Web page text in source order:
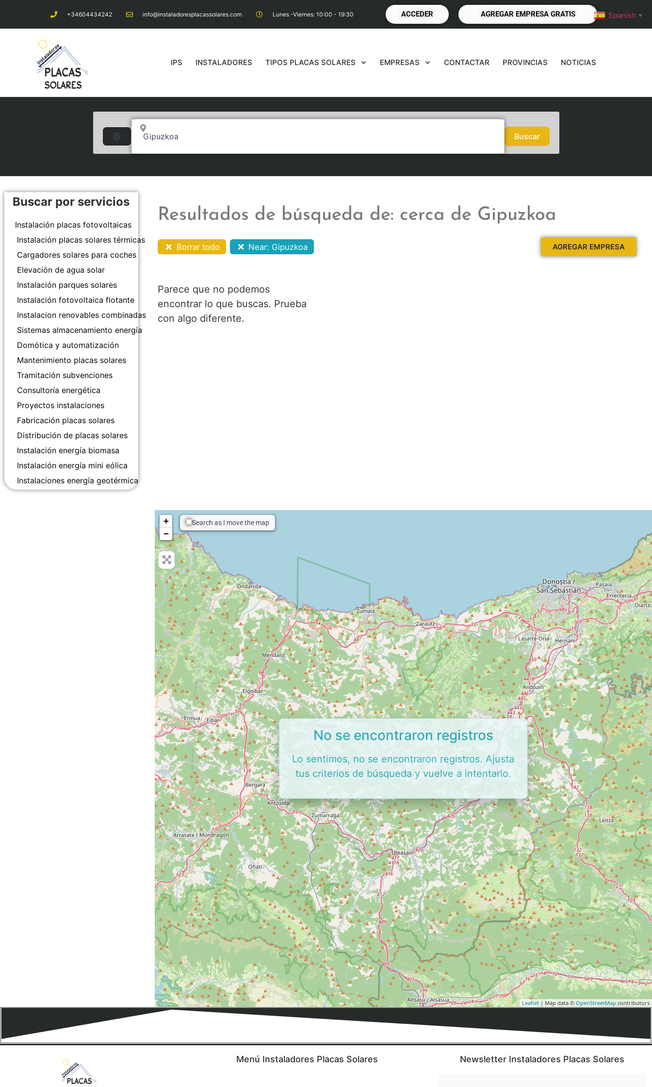
+34604434242 info@instaladoresplacassolares.com Lunes -Viernes: 10:00 - 19:30 ACCEDER AGREGAR EMPRESA GRATIS
IPS INSTALADORES TIPOS PLACAS SOLARES EMPRESAS CONTACTAR PROVINCIAS NOTICIAS
Buscar por distancia
Cerca de... (250km a la redonda)
BuscarBuscar
Buscar por servicios
Instalación placas fotovoltaicas
Instalación placas solares térmicas
Cargadores solares para coches
Elevación de agua solar
Instalación parques solares
Instalación fotovoltaica flotante
Instalacion renovables combinadas
Sistemas almacenamiento energía
Domótica y automatización
Mantenimiento placas solares
Tramitación subvenciones
Consultoría energética
Proyectos instalaciones
Fabricación placas solares
Distribución de placas solares
Instalación energía biomasa
Instalación energía mini eólica
Instalaciones energía geotérmica
Resultados de búsqueda de: cerca de Gipuzkoa
Borrar todo Near: Gipuzkoa AGREGAR EMPRESA
Parece que no podemos
encontrar lo que buscas. Prueba
con algo diferente.
+
−
Search as I move the map
Leaflet| Map data © OpenStreetMap contributors
No se encontraron registros
Lo sentimos, no se encontraron registros. Ajusta
tus criterios de búsqueda y vuelve a intentarlo.
Menú Instaladores Placas Solares Newsletter Instaladores Placas Solares
Spanish ▼